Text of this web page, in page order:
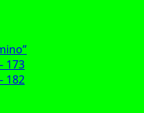
173
182